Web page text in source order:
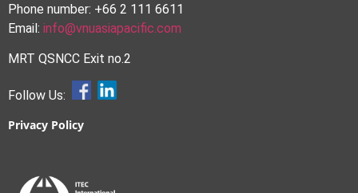
Phone number: +66 2 111 6611
Email: info@vnuasiapacific.com
MRT QSNCC Exit no.2
Follow Us:
Privacy Policy